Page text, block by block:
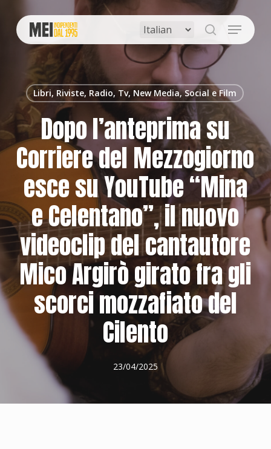
main
content
search
Menu
Libri, Riviste, Radio, Tv, New Media, Social e Film
Dopo l’anteprima su
Corriere del Mezzogiorno
esce su YouTube “Mina
e Celentano”, il nuovo
videoclip del cantautore
Mico Argirò girato fra gli
scorci mozzafiato del
Cilento
23/04/2025